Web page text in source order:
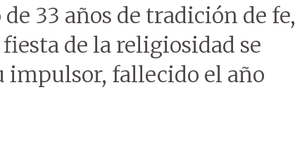
33 años de tradición de fe,
de la religiosidad se
impulsor, fallecido el año